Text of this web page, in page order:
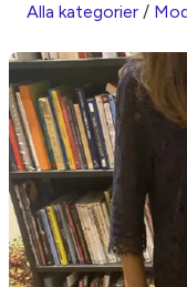
Alla kategorier /